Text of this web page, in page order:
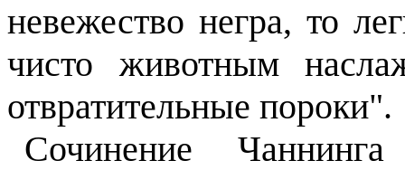
невежество негра, то
чисто животным
отвратительные пороки".
Сочинение